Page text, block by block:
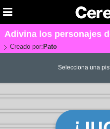
Adivina los personajes
Creado por: Pato
Selecciona una